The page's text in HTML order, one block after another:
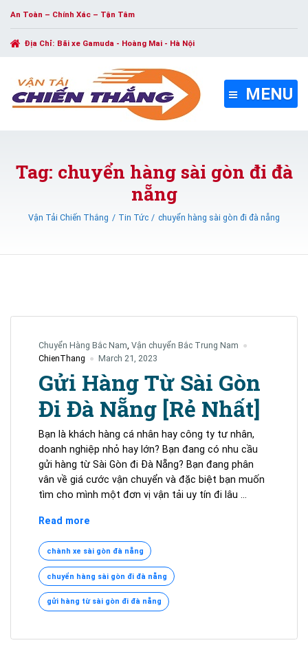
An Toàn – Chính Xác – Tận Tâm
Địa Chỉ: Bãi xe Gamuda - Hoàng Mai - Hà Nội
MENU
Tag: chuyển hàng sài gòn đi đà
nẵng
Vận Tải Chiến Thắng Tin Tức chuyển hàng sài gòn đi đà nẵng
Chuyển Hàng Bắc Nam, Vận chuyển Bắc Trung Nam
ChienThang
March 21, 2023
Gửi Hàng Từ Sài Gòn
Đi Đà Nẵng [Rẻ Nhất]
Bạn là khách hàng cá nhân hay công ty tư nhân,
doanh nghiệp nhỏ hay lớn? Bạn đang có nhu cầu
gửi hàng từ Sài Gòn đi Đà Nẵng? Bạn đang phân
vân về giá cước vận chuyển và đặc biệt bạn muốn
tìm cho mình một đơn vị vận tải uy tín đi lâu …
Read more
Từ
Sài
Gòn
Đi
Đà
[Rẻ
chành xe sài gòn đà nẵng
chuyển hàng sài gòn đi đà nẵng
gửi hàng từ sài gòn đi đà nẵng